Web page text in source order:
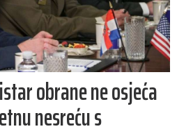
obrane ne osjeća
nesreću s